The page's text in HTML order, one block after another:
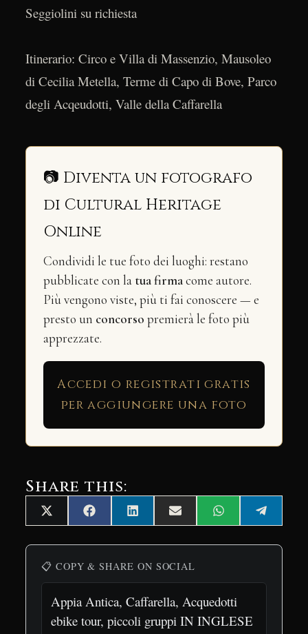
Seggiolini su richiesta
Itinerario: Circo e Villa di Massenzio, Mausoleo
di Cecilia Metella, Terme di Capo di Bove, Parco
degli Acqeudotti, Valle della Caffarella
📷 Diventa un fotografo
di Cultural Heritage
Online
Condividi le tue foto dei luoghi: restano
pubblicate con la tua firmacome autore.
Più vengono viste, più ti fai conoscere — e
presto un concorso premierà le foto più
apprezzate.
Accedi o registrati gratis
per aggiungere una foto
Share this:
Share
on
X
(Twitter)
Share
on
FacebookShare
on
LinkedInShare
on
Email Share
on
WhatsAppShare
on
📋 COPY & SHARE ON SOCIAL